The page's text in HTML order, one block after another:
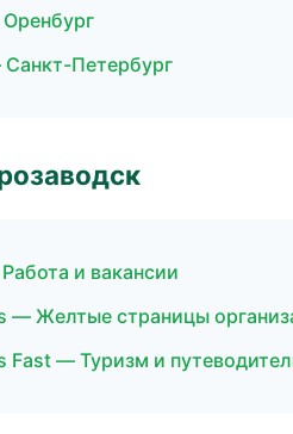
Петербург
и вакансии
— Желтые страницы
Fast — Туризм и